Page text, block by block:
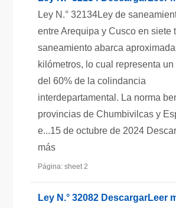
Ley N.° 32134Ley de
entre Arequipa y Cusco en siete
saneamiento abarca
kilómetros, lo cual representa
del 60% de la colindancia
interdepartamental. La norma
provincias de Chumbivilcas y
e...15 de octubre de 2024
más
Página: sheet 2
Ley N.° 32082 DescargarLeer